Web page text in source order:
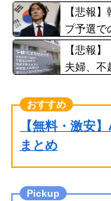
部裂傷
【悲報
プ予選で
ｗｗｗ
【悲報
夫婦、不
【無料・激安
まとめ